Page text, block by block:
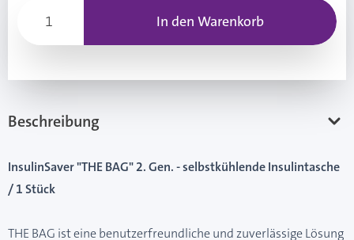
In den Warenkorb
Beschreibung
InsulinSaver "THE BAG" 2. Gen. - selbstkühlende Insulintasche
/ 1 Stück
THE BAG ist eine benutzerfreundliche und zuverlässige Lösung